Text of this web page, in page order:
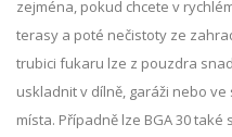
zejména, pokud chcete v
terasy a poté nečistoty ze
trubici fukaru lze z pouzdra
uskladnit v dílně, garáži nebo
místa. Případně lze BGA 30